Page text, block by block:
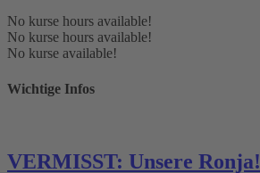
No kurse hours available!
No kurse hours available!
No kurse available!
Wichtige Infos
VERMISST: Unsere Ronja!